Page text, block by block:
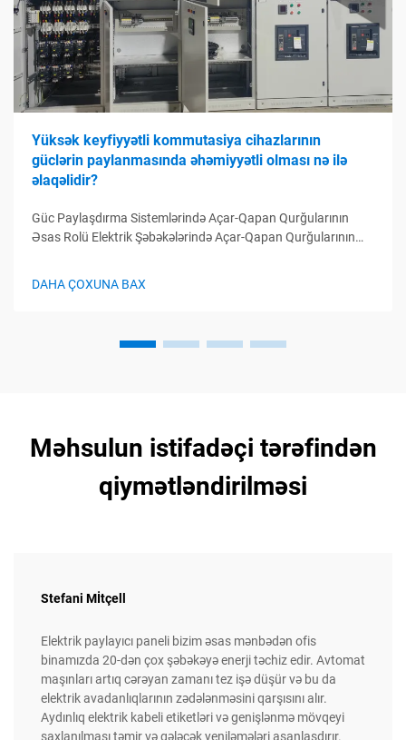
Yüksək keyfiyyətli kommutasiya cihazlarının
güclərin paylanmasında əhəmiyyətli olması nə ilə
əlaqəlidir?
Güc Paylaşdırma Sistemlərində Açar-Qapan Qurğularının
Əsas Rolü Elektrik Şəbəkələrində Açar-Qapan Qurğularının
olunması, qorunması və avtomatik idarə olunması
DAHA ÇOXUNA BAX
Məhsulun istifadəçi tərəfindən
qiymətləndirilməsi
Stefani Mİtçell
Elektrik paylayıcı paneli bizim əsas mənbədən ofis
binamızda 20-dən çox şəbəkəyə enerji təchiz edir. Avtomat
maşınları artıq cərəyan zamanı tez işə düşür və bu da
elektrik avadanlıqlarının zədələnməsini qarşısını alır.
Aydınlıq elektrik kabeli etiketləri və genişlənmə mövqeyi
saxlanılması təmir və gələcək yeniləmələri asanlaşdırır.